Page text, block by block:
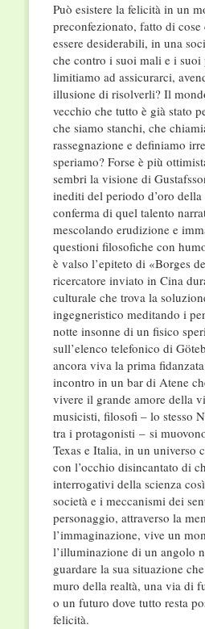
Può esistere la felicità in un
preconfezionato, fatto di
essere desiderabili, in una
che contro i suoi mali e i
limitiamo ad assicurarci,
illusione di risolverli? Il
vecchio che tutto è già stato
che siamo stanchi, che
rassegnazione e definiamo
speriamo? Forse è più
sembri la visione di
inediti del periodo d’oro della
conferma di quel talento
mescolando erudizione e
questioni filosofiche con
è valso l’epiteto di «Borges
ricercatore inviato in Cina
culturale che trova la
ingegneristico meditando i
notte insonne di un fisico
sull’elenco telefonico di
ancora viva la prima
incontro in un bar di Atene
vivere il grande amore della
musicisti, filosofi – lo stesso
tra i protagonisti – si
Texas e Italia, in un universo
con l’occhio disincantato di
interrogativi della scienza
società e i meccanismi dei
personaggio, attraverso la
l’immaginazione, vive un
l’illuminazione di un angolo
guardare la sua situazione
muro della realtà, una via di
o un futuro dove tutto resta
felicità.